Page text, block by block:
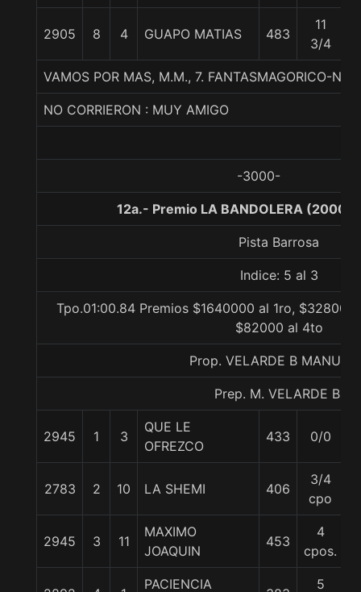
2905 8 4 GUAPO MATIAS 483
11
3/4
VAMOS POR MAS, M.M., 7. FANTASMAGORICO-
NO CORRIERON : MUY AMIGO
-3000-
12a.- Premio LA BANDOLERA
Pista Barrosa
Indice: 5 al 3
Tpo.01:00.84 Premios $1640000 al 1ro,
$82000 al 4to
Prop. VELARDE B MANUEL
Prep. M. VELARDE B.
2945 1 3
QUE LE
OFREZCO
433 0/0
2783 2 10 LA SHEMI 406
3/4
cpo
2945 3 11
MAXIMO
JOAQUIN
453
4
cpos.
PACIENCIA
5